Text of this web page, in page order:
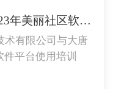
中电智开×大唐互联||举办2023年美丽社区软件平台使用培...
术有限公司与大唐
平台使用培训